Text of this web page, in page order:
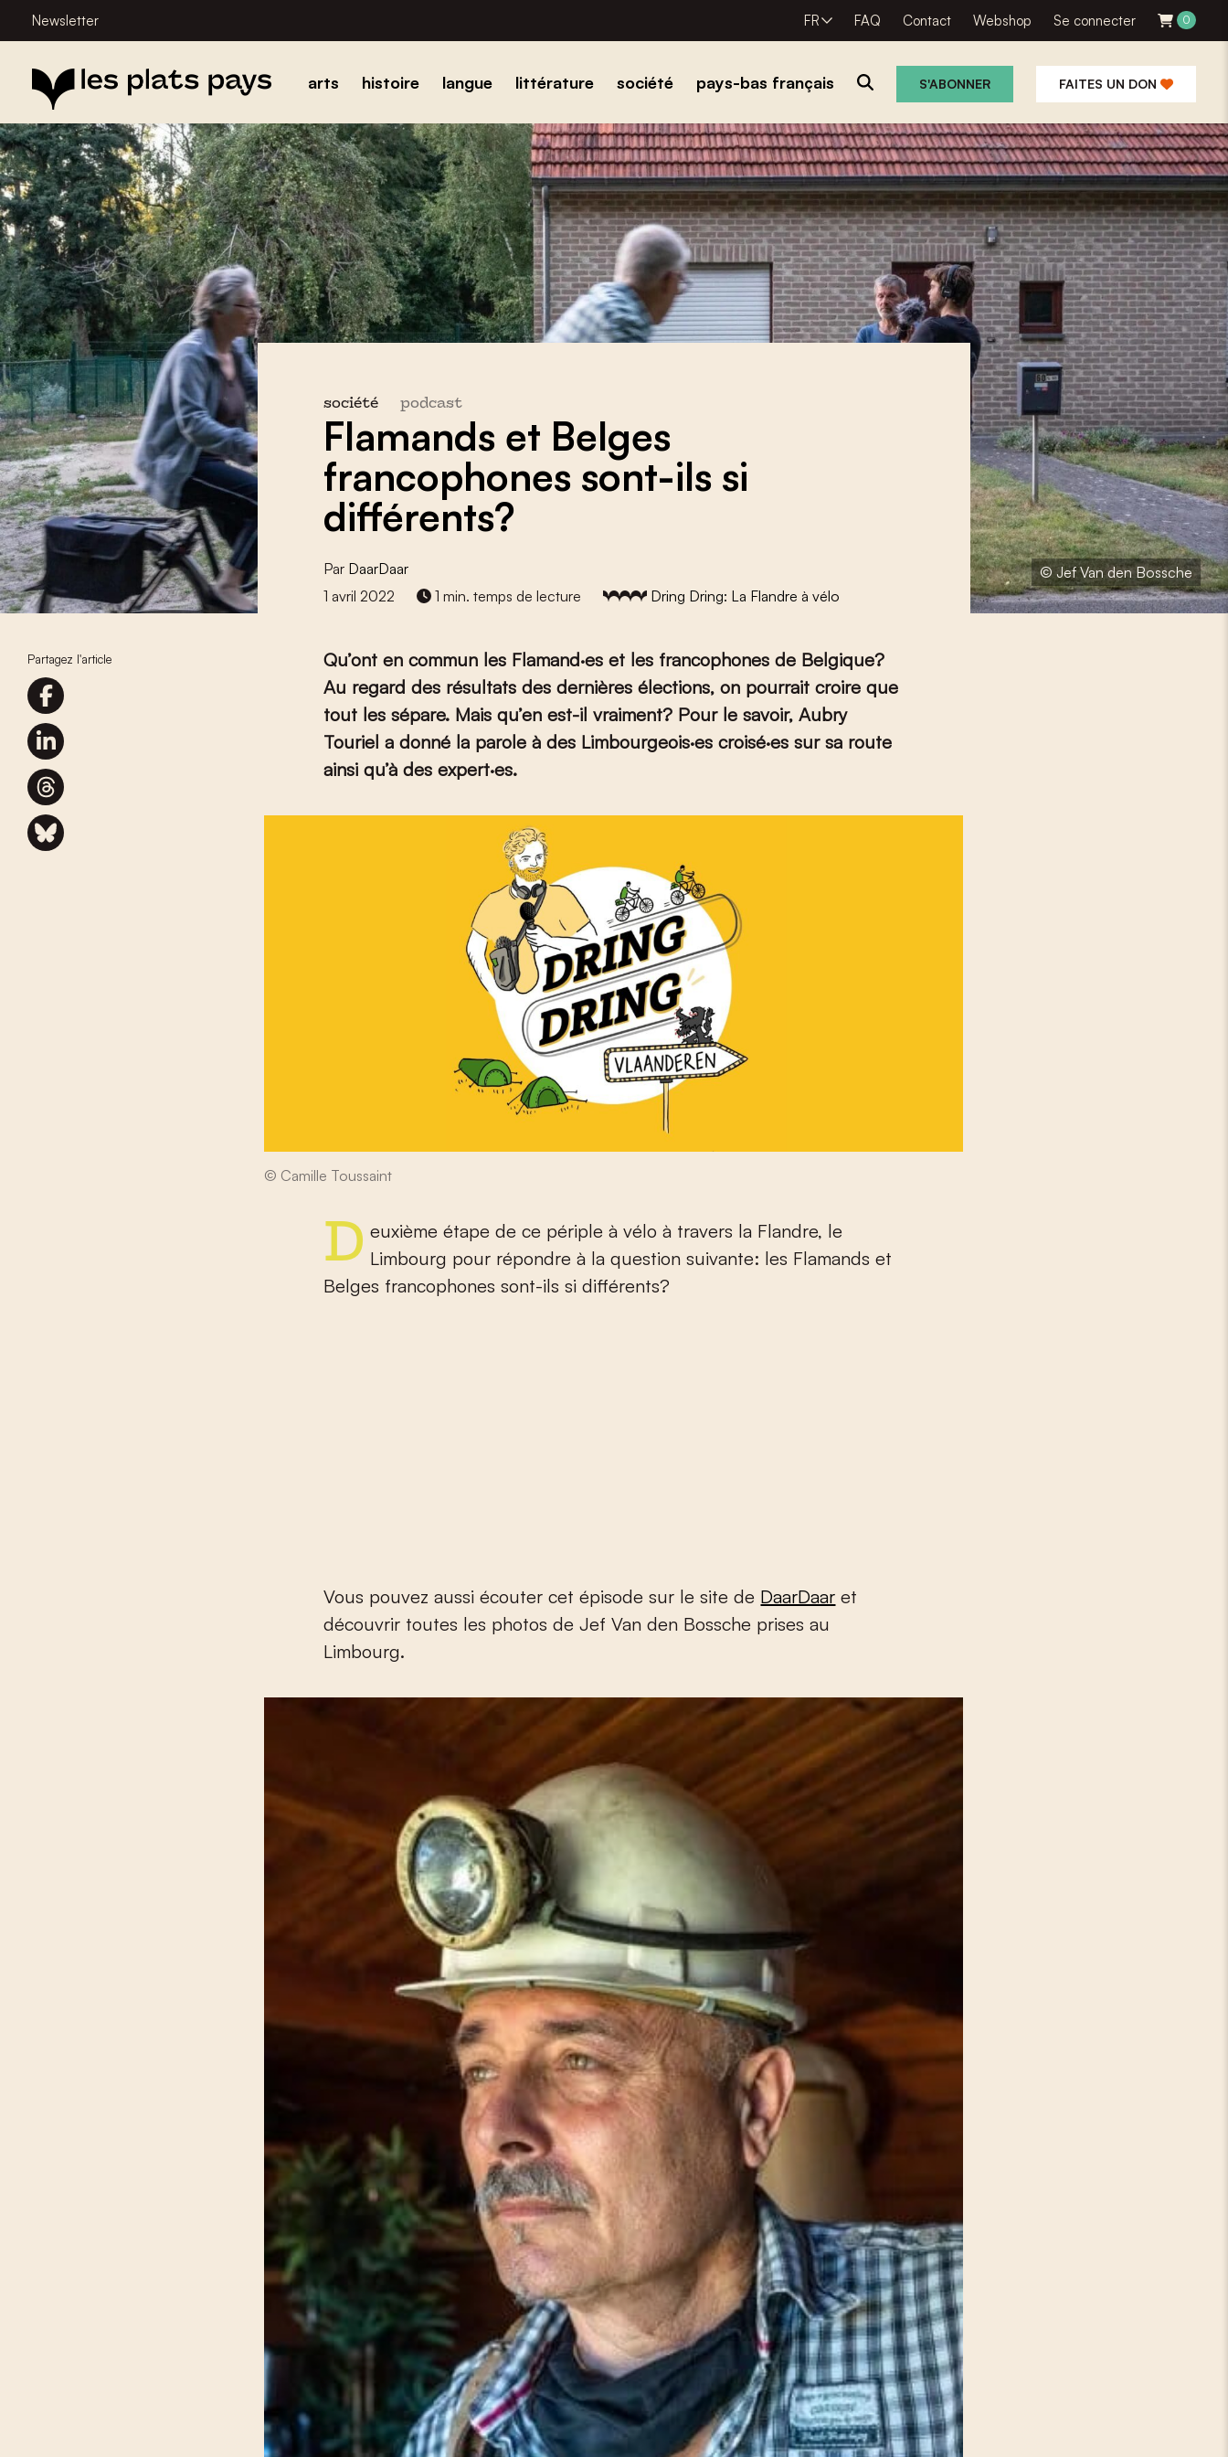
Newsletter FR FAQ Contact Webshop Se connecter 0
arts histoire langue littérature société pays-bas français S'ABONNER FAITES UN DON
© Jef Van den Bossche
Partagez l'article
société podcast
Flamands et Belges
francophones sont-ils si
différents?
Par DaarDaar
1 avril 2022
1 min. temps de lecture Dring Dring: La Flandre à vélo
Qu’ont en commun les Flamand·es et les francophones de Belgique?
Au regard des résultats des dernières élections, on pourrait croire que
tout les sépare. Mais qu’en est-il vraiment? Pour le savoir, Aubry
Touriel a donné la parole à des Limbourgeois·es croisé·es sur sa route
ainsi qu’à des expert·es.
© Camille Toussaint
Deuxième étape de ce périple à vélo à travers la Flandre, le Limbourg pour répondre à la question suivante: les Flamands et
Belges francophones sont-ils si différents?
Vous pouvez aussi écouter cet épisode sur le site de DaarDaar et
découvrir toutes les photos de Jef Van den Bossche prises au
Limbourg.